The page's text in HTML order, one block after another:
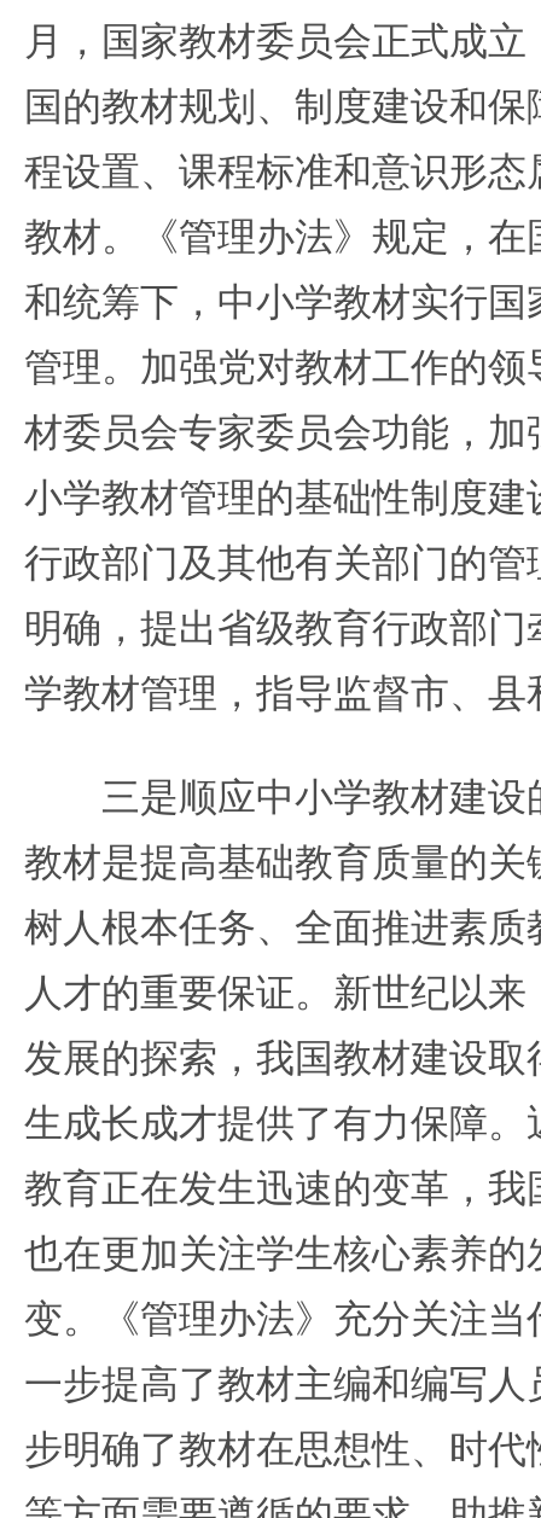
月，国家教材委员会正式成
国的教材规划、制度建设和
程设置、课程标准和意识形
教材。《管理办法》规定，
和统筹下，中小学教材实行
管理。加强党对教材工作的
材委员会专家委员会功能，
小学教材管理的基础性制度
行政部门及其他有关部门的
明确，提出省级教育行政部
学教材管理，指导监督市、
三是顺应中小学教材建设
教材是提高基础教育质量的
树人根本任务、全面推进素
人才的重要保证。新世纪以
发展的探索，我国教材建设
生成长成才提供了有力保障
教育正在发生迅速的变革，
也在更加关注学生核心素养
变。《管理办法》充分关注
一步提高了教材主编和编写
步明确了教材在思想性、时